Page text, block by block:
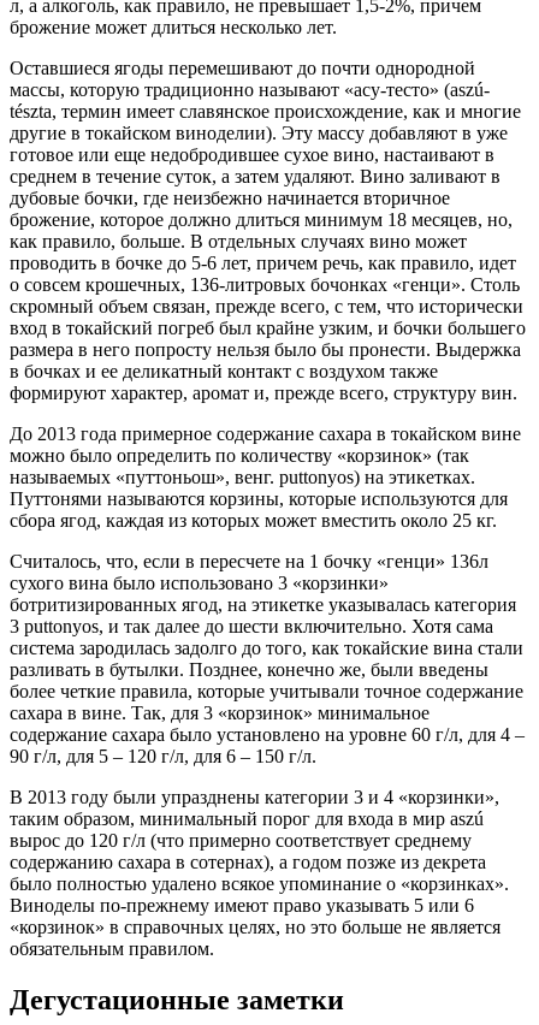
л, а алкоголь, как правило, не превышает 1,5-2%, причем
брожение может длиться несколько лет.
Оставшиеся ягоды перемешивают до почти однородной
массы, которую традиционно называют «асу-тесто» (aszú-
tészta, термин имеет славянское происхождение, как и многие
другие в токайском виноделии). Эту массу добавляют в уже
готовое или еще недобродившее сухое вино, настаивают в
среднем в течение суток, а затем удаляют. Вино заливают в
дубовые бочки, где неизбежно начинается вторичное
брожение, которое должно длиться минимум 18 месяцев, но,
как правило, больше. В отдельных случаях вино может
проводить в бочке до 5-6 лет, причем речь, как правило, идет
о совсем крошечных, 136-литровых бочонках «генци». Столь
скромный объем связан, прежде всего, с тем, что исторически
вход в токайский погреб был крайне узким, и бочки большего
размера в него попросту нельзя было бы пронести. Выдержка
в бочках и ее деликатный контакт с воздухом также
формируют характер, аромат и, прежде всего, структуру вин.
До 2013 года примерное содержание сахара в токайском вине
можно было определить по количеству «корзинок» (так
называемых «путтоньош», венг. puttonyos) на этикетках.
Путтонями называются корзины, которые используются для
сбора ягод, каждая из которых может вместить около 25 кг.
Считалось, что, если в пересчете на 1 бочку «генци» 136л
сухого вина было использовано 3 «корзинки»
ботритизированных ягод, на этикетке указывалась категория
3 puttonyos, и так далее до шести включительно. Хотя сама
система зародилась задолго до того, как токайские вина стали
разливать в бутылки. Позднее, конечно же, были введены
более четкие правила, которые учитывали точное содержание
сахара в вине. Так, для 3 «корзинок» минимальное
содержание сахара было установлено на уровне 60 г/л, для 4 –
90 г/л, для 5 – 120 г/л, для 6 – 150 г/л.
В 2013 году были упразднены категории 3 и 4 «корзинки»,
таким образом, минимальный порог для входа в мир aszú
вырос до 120 г/л (что примерно соответствует среднему
содержанию сахара в сотернах), а годом позже из декрета
было полностью удалено всякое упоминание о «корзинках».
Виноделы по-прежнему имеют право указывать 5 или 6
«корзинок» в справочных целях, но это больше не является
обязательным правилом.
Дегустационные заметки